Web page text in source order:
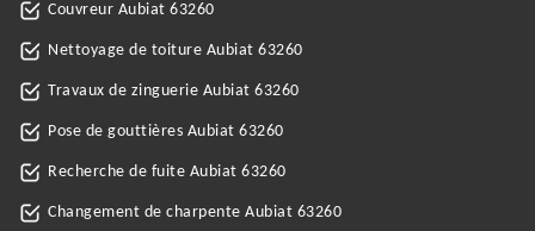
Couvreur Aubiat 63260
Nettoyage de toiture Aubiat 63260
Travaux de zinguerie Aubiat 63260
Pose de gouttières Aubiat 63260
Recherche de fuite Aubiat 63260
Changement de charpente Aubiat 63260